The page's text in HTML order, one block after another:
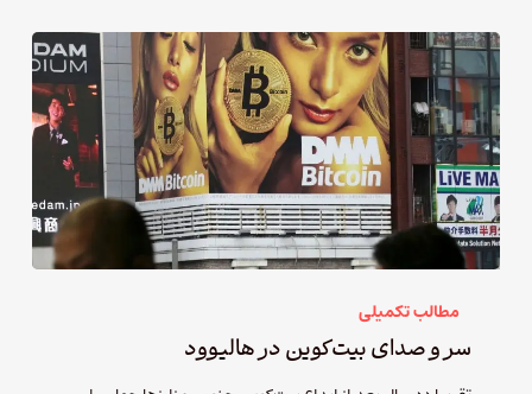
مطالب تکمیلی
سر و صدای بیت‌کوین در هالیوود